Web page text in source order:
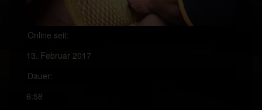
Online seit:
13. Februar 2017
Dauer:
6:58